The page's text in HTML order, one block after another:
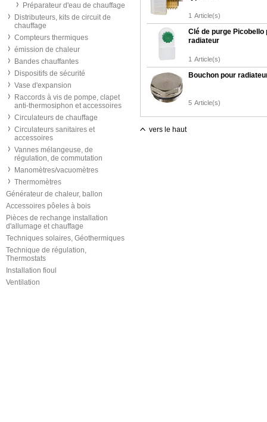
Préparateur d'eau de chauffage
Distributeurs, kits de circuit de
chauffage
Compteurs thermiques
émission de chaleur
Bandes chauffantes
Dispositifs de sécurité
Vase d'expansion
Raccords à vis de pompe, clapet
anti-thermosiphon et accessoires
Circulateurs de chauffage
Circulateurs sanitaires et
accessoires
Vannes mélangeuse, de
régulation, de commutation
Manomètres/vacuomètres
Thermomètres
Générateur de chaleur, ballon
Accessoires pôeles à bois
Pièces de rechange installation
d'allumage et chauffage
Techniques solaires, Géothermiques
Technique de régulation,
Thermostats
Installation fioul
Ventilation
1 Article(s)
Clé de purge Picobello
radiateur
1 Article(s)
Bouchon pour
5 Article(s)
vers le haut